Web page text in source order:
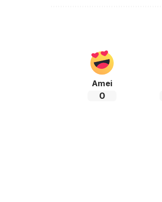
Amei
0